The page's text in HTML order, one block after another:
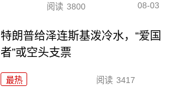
阅读 3800 08-03
特朗普给泽连斯基泼冷水，“爱国
者”或空头支票
最热 阅读 3417